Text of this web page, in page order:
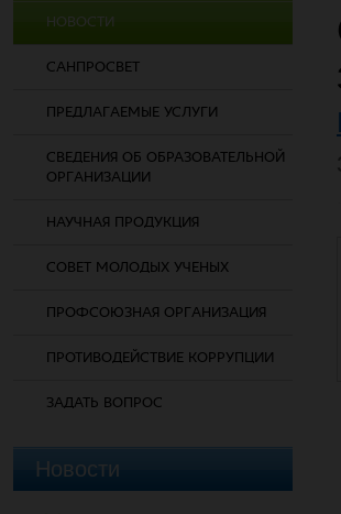
НОВОСТИ
САНПРОСВЕТ
ПРЕДЛАГАЕМЫЕ УСЛУГИ
СВЕДЕНИЯ ОБ ОБРАЗОВАТЕЛЬНОЙ
ОРГАНИЗАЦИИ
НАУЧНАЯ ПРОДУКЦИЯ
СОВЕТ МОЛОДЫХ УЧЕНЫХ
ПРОФСОЮЗНАЯ ОРГАНИЗАЦИЯ
ПРОТИВОДЕЙСТВИЕ КОРРУПЦИИ
ЗАДАТЬ ВОПРОС
Новости